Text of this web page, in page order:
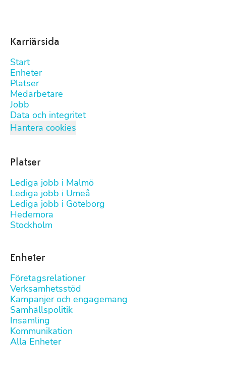
Karriärsida
Start
Enheter
Platser
Medarbetare
Jobb
Data och integritet
Hantera cookies
Platser
Lediga jobb i Malmö
Lediga jobb i Umeå
Lediga jobb i Göteborg
Hedemora
Stockholm
Enheter
Företagsrelationer
Verksamhetsstöd
Kampanjer och engagemang
Samhällspolitik
Insamling
Kommunikation
Alla Enheter